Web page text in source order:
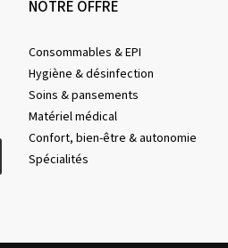
NOTRE OFFRE
Consommables & EPI
Hygiène & désinfection
Soins & pansements
Matériel médical
Confort, bien-être & autonomie
Spécialités